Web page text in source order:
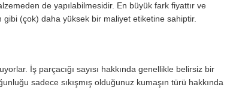
de yapılabilmesidir. En büyük fark fiyattır ve
(çok) daha yüksek bir maliyet etiketine sahiptir.
İş parçacığı sayısı hakkında genellikle belirsiz bir
sadece sıkışmış olduğunuz kumaşın türü hakkında